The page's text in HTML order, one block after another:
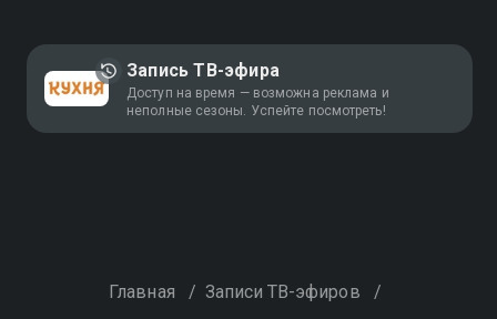
Запись ТВ-эфира
Доступ на время — возможна реклама и
неполные сезоны. Успейте посмотреть!
Главная / Записи ТВ-эфиров /